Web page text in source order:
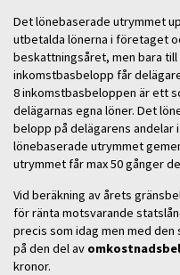
Det lönebaserade utrymmet
utbetalda lönerna i företaget
beskattningsåret, men bara
inkomstbasbelopp får
8 inkomstbasbeloppen är ett
delägarnas egna löner. Det
belopp på delägarens andelar
lönebaserade utrymmet
utrymmet får max 50 gånger
Vid beräkning av årets
förränta motsvarande
precis som idag men med
på den del av
kronor.